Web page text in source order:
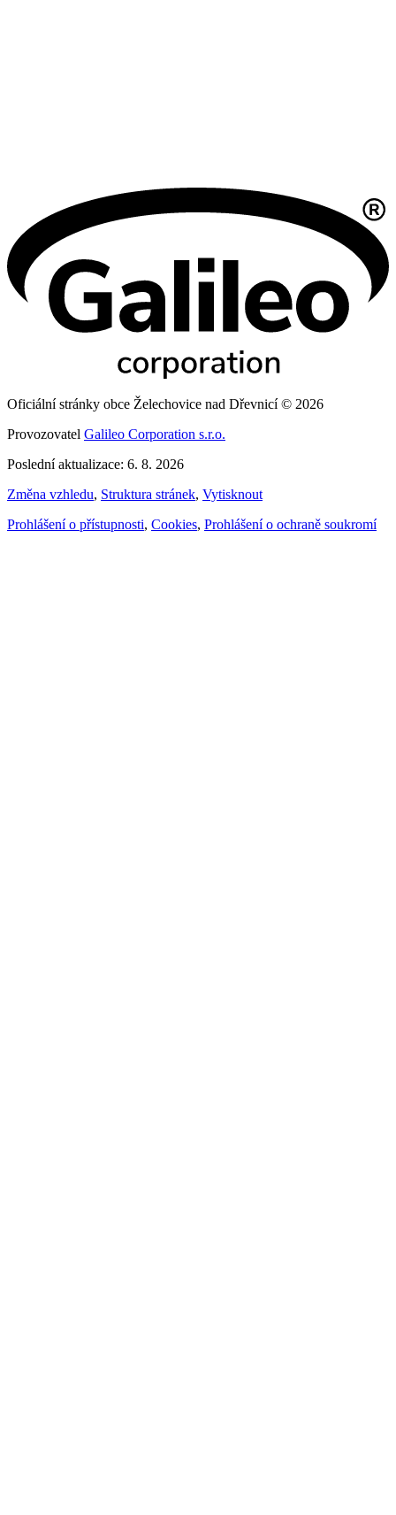
Oficiální stránky obce Želechovice nad Dřevnicí © 2026
Provozovatel Galileo Corporation s.r.o.
Poslední aktualizace: 6. 8. 2026
Změna vzhledu, Struktura stránek, Vytisknout
Prohlášení o přístupnosti, Cookies, Prohlášení o ochraně soukromí